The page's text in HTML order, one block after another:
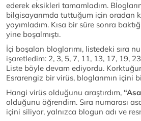
ederek eksikleri tamamladım.
bilgisayarımda tuttuğum için oradan
yayımladım. Kısa bir süre sonra
yine boşalmıştı.
İçi boşalan bloglarımı, listedeki sıra
işaretledim: 2, 3, 5, 7, 11, 13, 17, 19,
Liste böyle devam ediyordu.
Esrarengiz bir virüs, bloglarımın içini
Hangi virüs olduğunu araştırdım,
olduğunu öğrendim. Sıra numarası
içini siliyor, yalnızca blogun adı ve